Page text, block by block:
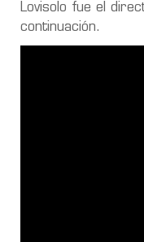
Lovisolo fue el
continuación.